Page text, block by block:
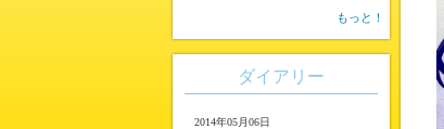
もっと！
ダイアリー
2014年05月06日